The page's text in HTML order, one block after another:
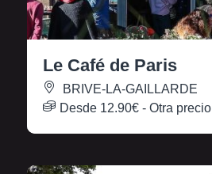
Le Café de Paris
BRIVE-LA-GAILLARDE
Desde 12.90€ - Otra precio